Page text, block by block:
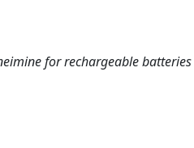
for rechargeable batteries